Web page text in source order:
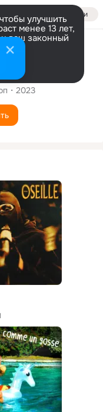
Войти
улучшить
менее 13 лет,
ваш законный
2023